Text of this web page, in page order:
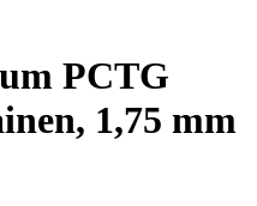
PCTG
1,75 mm